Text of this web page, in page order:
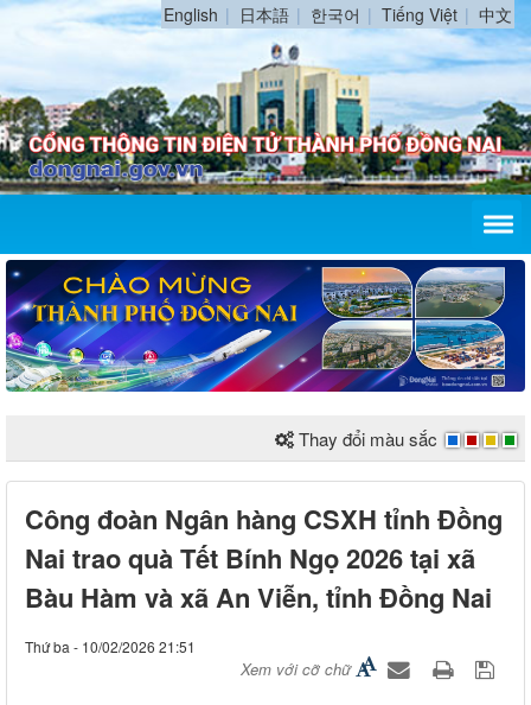
English 日本語 한국어 Tiếng Việt 中文
Thay đổi màu sắc
Công đoàn Ngân hàng CSXH tỉnh Đồng
Nai trao quà Tết Bính Ngọ 2026 tại xã
Bàu Hàm và xã An Viễn, tỉnh Đồng Nai
Thứ ba - 10/02/2026 21:51
Xem với cỡ chữ